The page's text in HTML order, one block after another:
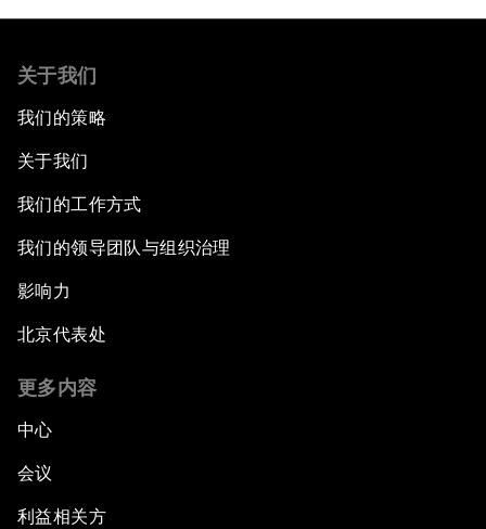
关于我们
我们的策略
关于我们
我们的工作方式
我们的领导团队与组织治理
影响力
北京代表处
更多内容
中心
会议
利益相关方